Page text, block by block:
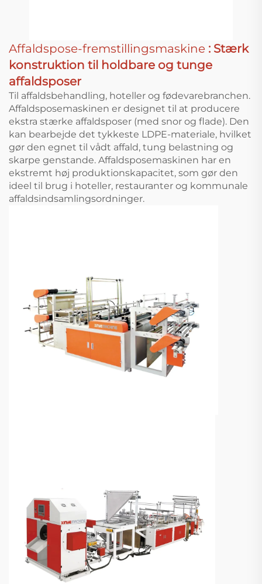
Affaldspose-fremstillingsmaskine : Stærk
konstruktion til holdbare og tunge
affaldsposer
Til affaldsbehandling, hoteller og fødevarebranchen.
Affaldsposemaskinen er designet til at producere
ekstra stærke affaldsposer (med snor og flade). Den
kan bearbejde det tykkeste LDPE-materiale, hvilket
gør den egnet til vådt affald, tung belastning og
skarpe genstande. Affaldsposemaskinen har en
ekstremt høj produktionskapacitet, som gør den
ideel til brug i hoteller, restauranter og kommunale
affaldsindsamlingsordninger.